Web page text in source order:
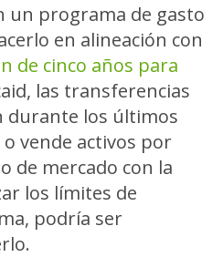
un programa de gasto
en alineación con
de cinco años para
las transferencias
durante los últimos
o vende activos por
de mercado con la
los límites de
podría ser